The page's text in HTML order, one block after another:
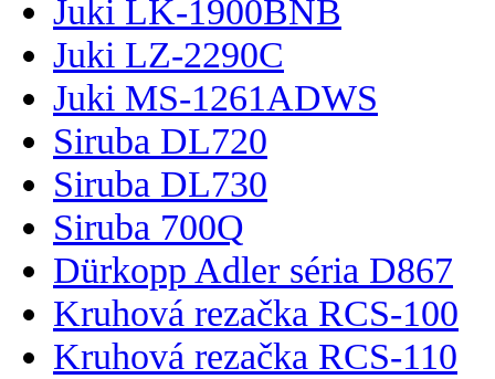
Juki LK-1900BNB
Juki LZ-2290C
Juki MS-1261ADWS
Siruba DL720
Siruba DL730
Siruba 700Q
Dürkopp Adler séria D867
Kruhová rezačka RCS-100
Kruhová rezačka RCS-110